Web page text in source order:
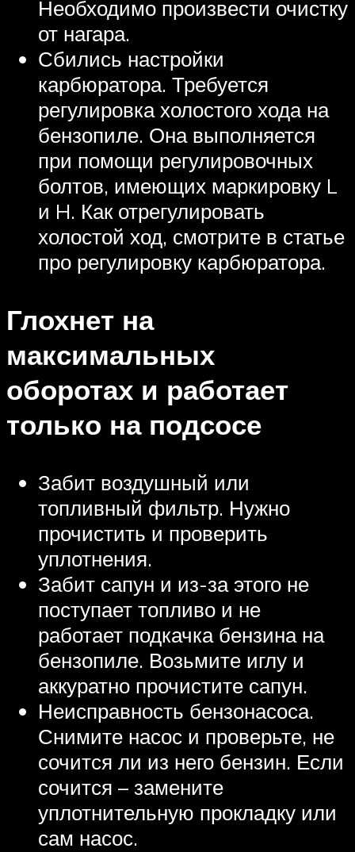
Необходимо произвести очистку
от нагара.
Сбились настройки
карбюратора. Требуется
регулировка холостого хода на
бензопиле. Она выполняется
при помощи регулировочных
болтов, имеющих маркировку L
и H. Как отрегулировать
холостой ход, смотрите в статье
про регулировку карбюратора.
Глохнет на
максимальных
оборотах и работает
только на подсосе
Забит воздушный или
топливный фильтр. Нужно
прочистить и проверить
уплотнения.
Забит сапун и из-за этого не
поступает топливо и не
работает подкачка бензина на
бензопиле. Возьмите иглу и
аккуратно прочистите сапун.
Неисправность бензонасоса.
Снимите насос и проверьте, не
сочится ли из него бензин. Если
сочится – замените
уплотнительную прокладку или
сам насос.